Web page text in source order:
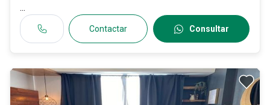
...
Contactar Consultar